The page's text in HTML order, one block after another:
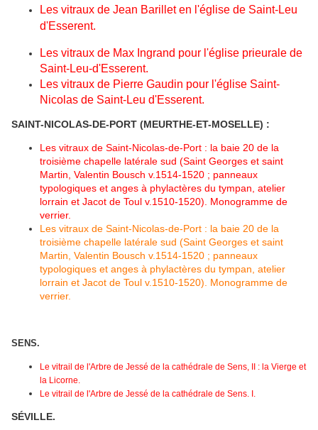
Les vitraux de Jean Barillet en l'église de Saint-Leu
d'Esserent.
Les vitraux de Max Ingrand pour l'église prieurale de
Saint-Leu-d'Esserent.
Les vitraux de Pierre Gaudin pour l'église Saint-
Nicolas de Saint-Leu d'Esserent.
SAINT-NICOLAS-DE-PORT (MEURTHE-ET-MOSELLE) :
Les vitraux de Saint-Nicolas-de-Port : la baie 20 de la
troisième chapelle latérale sud (Saint Georges et saint
Martin, Valentin Bousch v.1514-1520 ; panneaux
typologiques et anges à phylactères du tympan, atelier
lorrain et Jacot de Toul v.1510-1520). Monogramme de
verrier.
Les vitraux de Saint-Nicolas-de-Port : la baie 20 de la
troisième chapelle latérale sud (Saint Georges et saint
Martin, Valentin Bousch v.1514-1520 ; panneaux
typologiques et anges à phylactères du tympan, atelier
lorrain et Jacot de Toul v.1510-1520). Monogramme de
verrier.
SENS.
Le vitrail de l'Arbre de Jessé de la cathédrale de Sens, II : la Vierge et
la Licorne.
Le vitrail de l'Arbre de Jessé de la cathédrale de Sens. I.
SÉVILLE.